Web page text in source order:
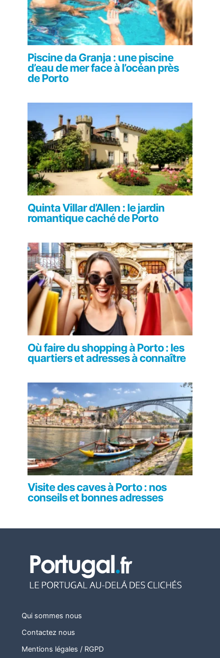
Piscine da Granja : une piscine
d’eau de mer face à l’océan près
de Porto
Quinta Villar d’Allen : le jardin
romantique caché de Porto
Où faire du shopping à Porto : les
quartiers et adresses à connaître
Visite des caves à Porto : nos
conseils et bonnes adresses
Qui sommes nous
Contactez nous
Mentions légales / RGPD